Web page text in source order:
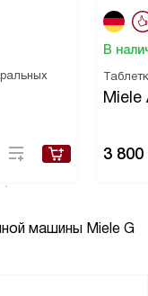
В
Miele
3 800
машины Miele G